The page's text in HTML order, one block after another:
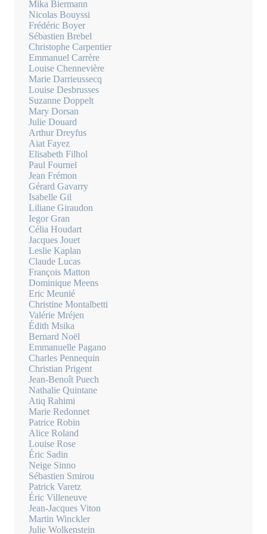
Mika Biermann
Nicolas Bouyssi
Frédéric Boyer
Sébastien Brebel
Christophe Carpentier
Emmanuel Carrère
Louise Chennevière
Marie Darrieussecq
Louise Desbrusses
Suzanne Doppelt
Mary Dorsan
Julie Douard
Arthur Dreyfus
Aiat Fayez
Elisabeth Filhol
Paul Fournel
Jean Frémon
Gérard Gavarry
Isabelle Gil
Liliane Giraudon
Iegor Gran
Célia Houdart
Jacques Jouet
Leslie Kaplan
Claude Lucas
François Matton
Dominique Meens
Eric Meunié
Christine Montalbetti
Valérie Mréjen
Édith Msika
Bernard Noël
Emmanuelle Pagano
Charles Pennequin
Christian Prigent
Jean-Benoît Puech
Nathalie Quintane
Atiq Rahimi
Marie Redonnet
Patrice Robin
Alice Roland
Louise Rose
Éric Sadin
Neige Sinno
Sébastien Smirou
Patrick Varetz
Éric Villeneuve
Jean-Jacques Viton
Martin Winckler
Julie Wolkenstein